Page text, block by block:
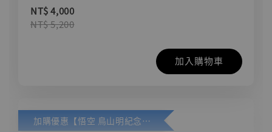
NT$ 4,000
NT$ 5,200
加入購物車
加購優惠【悟空 鳥山明紀念款 [奇蹟工作室]】